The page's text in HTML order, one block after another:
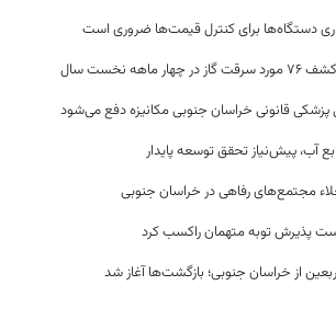
دستگاه‌ها برای کنترل قیمت‌ها ضروری است
پزشکی قانونی خراسان جنوبی مکانیزه دفع می‌شود
آب، پیش‌نیاز تحقق توسعه پایدار
مجتمع‌های رفاهی در خراسان جنوبی
پذیرش توبه متهمان راکسب کرد